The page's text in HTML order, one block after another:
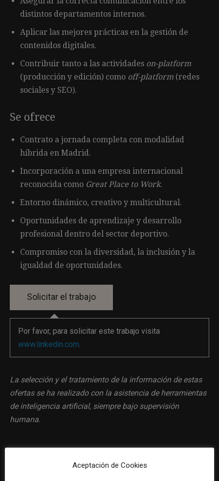
distintos departamentos internos.
Aplicar las mejores prácticas en la gestión de
contenidos digitales.
Contribuir tanto a las actividades on-platform
(producción y edición) como off-platform (redes
sociales y SEO).
Se ofrece
Contrato a jornada completa con modalidad
híbrida en Madrid.
Incorporación a una empresa internacional
reconocida como Great Place to Work.
Entorno dinámico, creativo y multicultural.
Oportunidades de aprendizaje y desarrollo
profesional dentro del sector deportivo.
Compromiso con la diversidad, la inclusión y la
igualdad de oportunidades.
Por favor, para solicitar este trabajo visita
www.linkedin.com.
La selección y el tratamiento de la información de estas
ofertas se ha realizado con la asistencia de herramientas
de inteligencia artificial, siempre bajo supervisión
humana.
Aceptación de Cookies